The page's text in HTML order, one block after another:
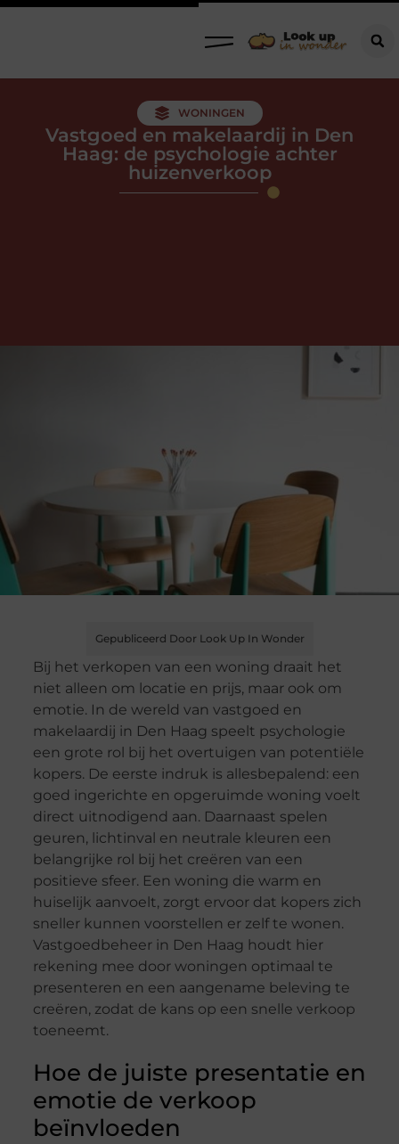
WONINGEN
Vastgoed en makelaardij in Den
Haag: de psychologie achter
huizenverkoop
Gepubliceerd Door Look Up In Wonder
Bij het verkopen van een woning draait het
niet alleen om locatie en prijs, maar ook om
emotie. In de wereld van vastgoed en
makelaardij in Den Haag speelt psychologie
een grote rol bij het overtuigen van potentiële
kopers. De eerste indruk is allesbepalend: een
goed ingerichte en opgeruimde woning voelt
direct uitnodigend aan. Daarnaast spelen
geuren, lichtinval en neutrale kleuren een
belangrijke rol bij het creëren van een
positieve sfeer. Een woning die warm en
huiselijk aanvoelt, zorgt ervoor dat kopers zich
sneller kunnen voorstellen er zelf te wonen.
Vastgoedbeheer in Den Haag houdt hier
rekening mee door woningen optimaal te
presenteren en een aangename beleving te
creëren, zodat de kans op een snelle verkoop
toeneemt.
Hoe de juiste presentatie en
emotie de verkoop
beïnvloeden